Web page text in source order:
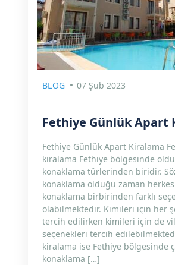
BLOG 07 Şub 2023
Fethiye Günlük Apart
Fethiye Günlük Apart Kiralama
kiralama Fethiye bölgesinde
konaklama türlerinden biridir.
konaklama olduğu zaman
konaklama birbirinden farklı
olabilmektedir. Kimileri için her
tercih edilirken kimileri için de
seçenekleri tercih
kiralama ise Fethiye bölgesinde
konaklama […]